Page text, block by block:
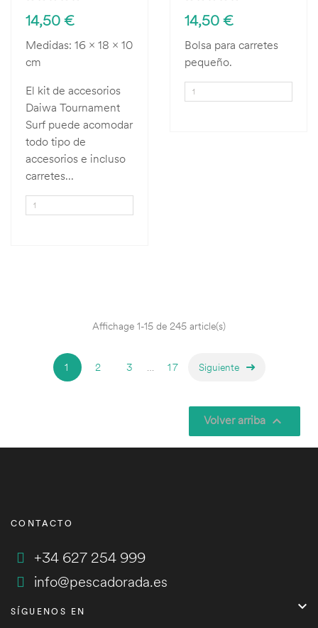
14,50 €
Medidas: 16 x 18 x 10
cm
El kit de accesorios
Daiwa Tournament
Surf puede acomodar
todo tipo de
accesorios e incluso
carretes...
14,50 €
Bolsa para carretes
pequeño.
Affichage 1-15 de 245 article(s)
1 2 3 … 17 Siguiente
Volver arriba 
CONTACTO
+34 627 254 999
info@pescadorada.es
SÍGUENOS EN 